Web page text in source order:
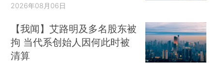
2026年08月06日
【我闻】艾路明及多名股东被
拘 当代系创始人因何此时被
清算